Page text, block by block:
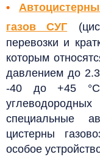
•
газов СУГ
перевозки и
которым
давлением до
-40 до +45 °С.
специальные
цистерны
особое